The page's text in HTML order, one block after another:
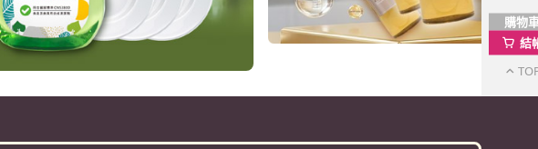
購物
結